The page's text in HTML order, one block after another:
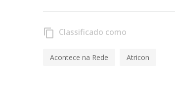
content_copy Classificado como
Acontece na Rede Atricon